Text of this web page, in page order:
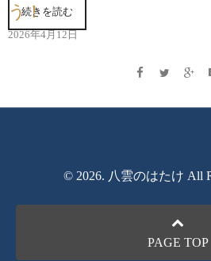
う！
2026年4月12日
続きを読む
© 2026. 八雲のはたけ All
PAGE TOP